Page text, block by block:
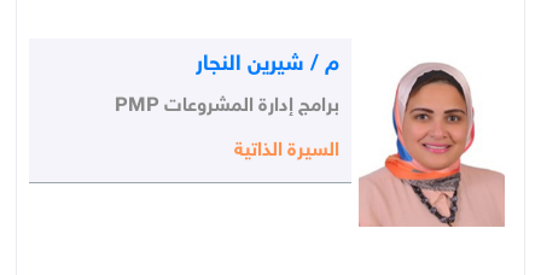
م / شيرين النجار
برامج إدارة المشروعات PMP
السيرة الذاتية